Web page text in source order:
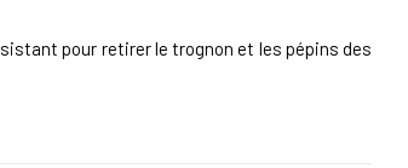
pour retirer le trognon et les pépins des